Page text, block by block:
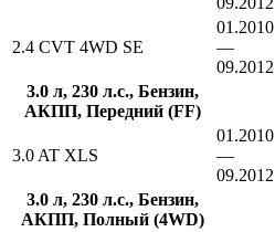
2.4 CVT 4WD SE
01.2010
—
09.2012
3.0 л, 230 л.с., Бензин,
АКПП, Передний (FF)
3.0 AT XLS
01.2010
—
09.2012
3.0 л, 230 л.с., Бензин,
АКПП, Полный (4WD)